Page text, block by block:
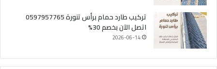
تركيب طارد حمام برأس تنورة 0597957765
اتصل الآن بخصم 30%
2026-06-14